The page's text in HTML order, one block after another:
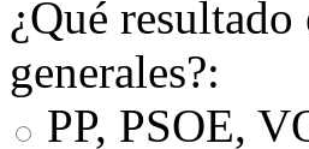
¿Qué
generales?:
PP, PSOE,